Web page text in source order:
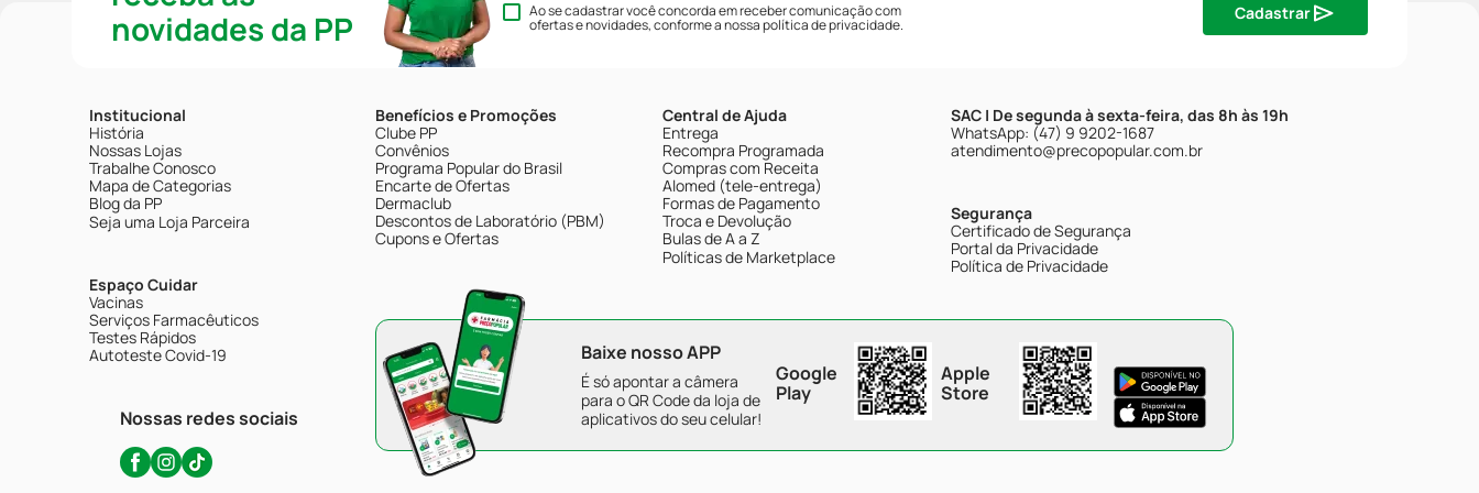
novidades da PP
Ao se cadastrar você concorda em receber comunicação com
ofertas e novidades, conforme a nossapolítica de privacidade.
Cadastrar
Institucional
História
Nossas Lojas
Trabalhe Conosco
Mapa de Categorias
Blog da PP
Seja uma Loja Parceira
Espaço Cuidar
Vacinas
Serviços Farmacêuticos
Testes Rápidos
Autoteste Covid-19
Nossas redes sociais
Benefícios e Promoções
Clube PP
Convênios
Programa Popular do Brasil
Encarte de Ofertas
Dermaclub
Descontos de Laboratório (PBM)
Cupons e Ofertas
Central de Ajuda
Entrega
Recompra Programada
Compras com Receita
Alomed (tele-entrega)
Formas de Pagamento
Troca e Devolução
Bulas de A a Z
Políticas de Marketplace
SAC | De segunda à sexta-feira, das 8h às 19h
WhatsApp: (47) 9 9202-1687
atendimento@precopopular.com.br
Segurança
Certificado de Segurança
Portal da Privacidade
Política de Privacidade
Baixe nosso APP
É só apontar a câmera
para o QR Code da loja de
aplicativos do seu celular!
Google
Play
Apple
Store